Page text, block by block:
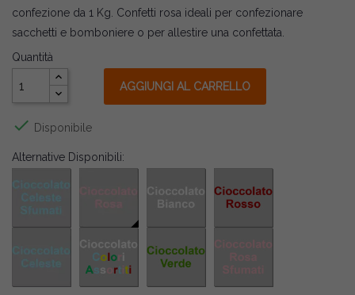
confezione da 1 Kg. Confetti rosa ideali per confezionare
sacchetti e bomboniere o per allestire una confettata.
Quantità
AGGIUNGI AL CARRELLO
 Disponibile
Alternative Disponibili: